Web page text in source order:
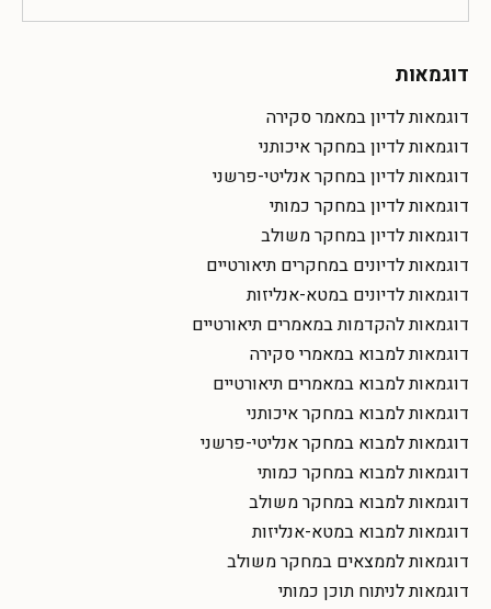
דוגמאות
דוגמאות לדיון במאמר סקירה
דוגמאות לדיון במחקר איכותני
דוגמאות לדיון במחקר אנליטי-פרשני
דוגמאות לדיון במחקר כמותי
דוגמאות לדיון במחקר משולב
דוגמאות לדיונים במחקרים תיאורטיים
דוגמאות לדיונים במטא-אנליזות
דוגמאות להקדמות במאמרים תיאורטיים
דוגמאות למבוא במאמרי סקירה
דוגמאות למבוא במאמרים תיאורטיים
דוגמאות למבוא במחקר איכותני
דוגמאות למבוא במחקר אנליטי-פרשני
דוגמאות למבוא במחקר כמותי
דוגמאות למבוא במחקר משולב
דוגמאות למבוא במטא-אנליזות
דוגמאות לממצאים במחקר משולב
דוגמאות לניתוח תוכן כמותי